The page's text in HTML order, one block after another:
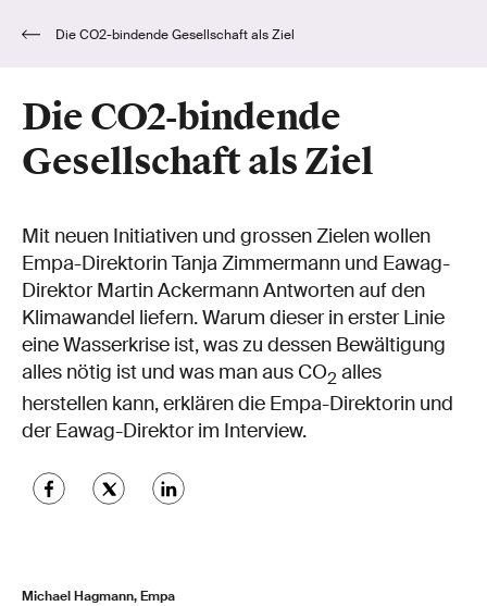
Die CO2-bindende Gesellschaft als Ziel
Die CO2-bindende
Gesellschaft als Ziel
Mit neuen Initiativen und grossen Zielen wollen
Empa-Direktorin Tanja Zimmermann und Eawag-
Direktor Martin Ackermann Antworten auf den
Klimawandel liefern. Warum dieser in erster Linie
eine Wasserkrise ist, was zu dessen Bewältigung
alles nötig ist und was man aus CO2 alles
herstellen kann, erklären die Empa-Direktorin und
der Eawag-Direktor im Interview.
Michael Hagmann, Empa